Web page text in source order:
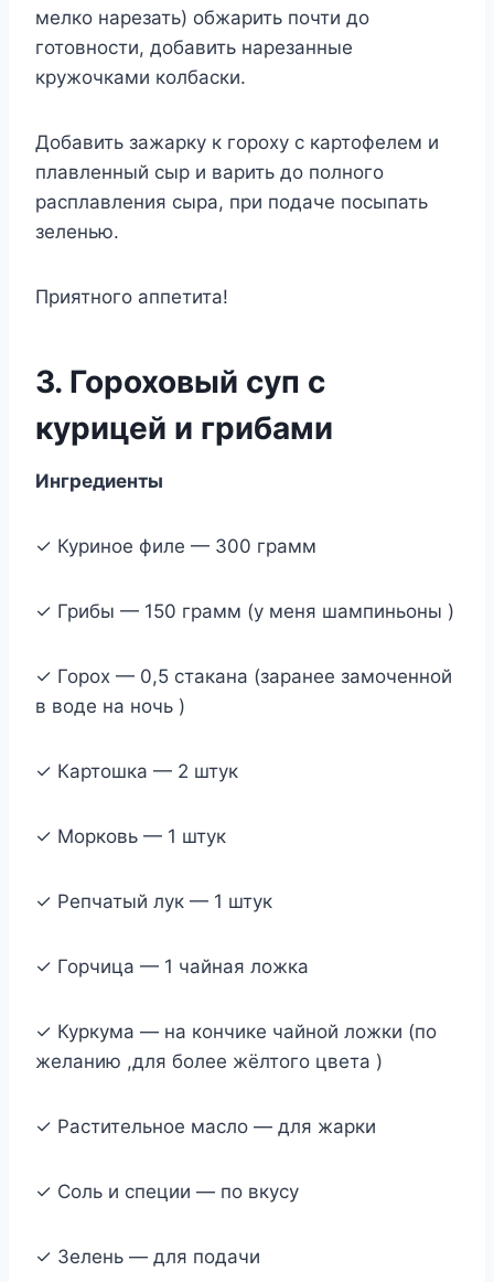
мелко нарезать) обжарить почти до
готовности, добавить нарезанные
кружочками колбаски.
Добавить зажарку к гороху с картофелем и
плавленный сыр и варить до полного
расплавления сыра, при подаче посыпать
зеленью.
Приятного аппетита!
3. Гороховый суп с
курицей и грибами
Ингредиенты
✓ Куриное филе — 300 грамм
✓ Грибы — 150 грамм (у меня шампиньоны )
✓ Горох — 0,5 стакана (заранее замоченной
в воде на ночь )
✓ Картошка — 2 штук
✓ Морковь — 1 штук
✓ Репчатый лук — 1 штук
✓ Горчица — 1 чайная ложка
✓ Куркума — на кончике чайной ложки (по
желанию ,для более жёлтого цвета )
✓ Растительное масло — для жарки
✓ Соль и специи — по вкусу
✓ Зелень — для подачи